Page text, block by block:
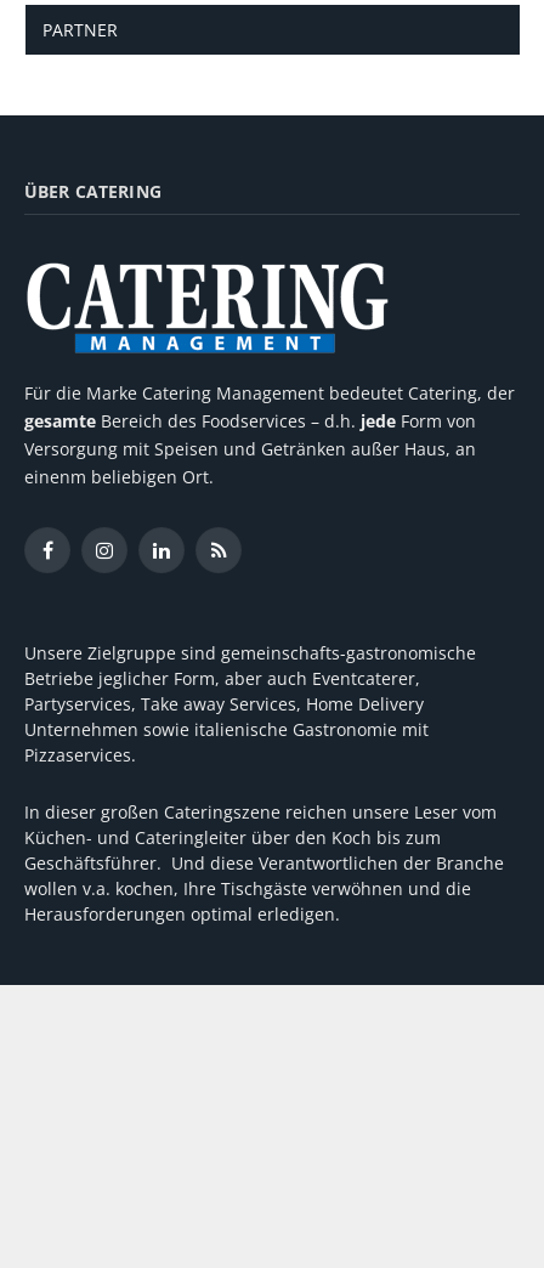
PARTNER
ÜBER CATERING
Für die Marke Catering Management bedeutet Catering, der
gesamte Bereich des Foodservices – d.h. jede Form von
Versorgung mit Speisen und Getränken außer Haus, an
einenm beliebigen Ort.
FacebookInstagramLinkedInRSS
Unsere Zielgruppe sind gemeinschafts-gastronomische
Betriebe jeglicher Form, aber auch Eventcaterer,
Partyservices, Take away Services, Home Delivery
Unternehmen sowie italienische Gastronomie mit
Pizzaservices.
In dieser großen Cateringszene reichen unsere Leser vom
Küchen- und Cateringleiter über den Koch bis zum
Geschäftsführer. Und diese Verantwortlichen der Branche
wollen v.a. kochen, Ihre Tischgäste verwöhnen und die
Herausforderungen optimal erledigen.